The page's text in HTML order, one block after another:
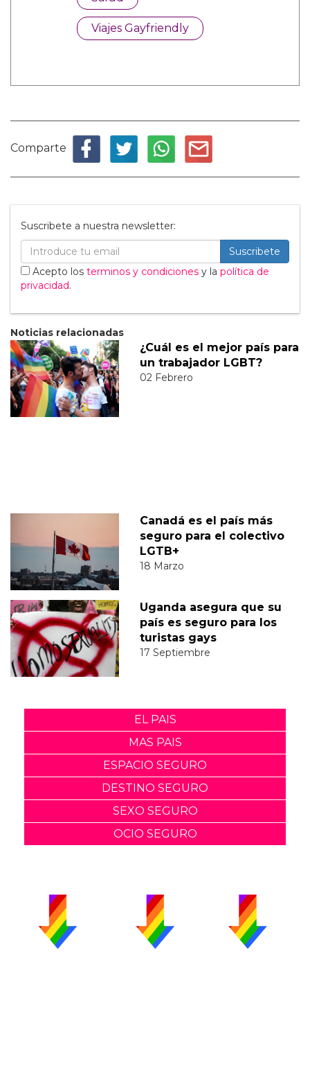
Viajes Gayfriendly
Comparte
Suscribete a nuestra newsletter:
Suscribete
Acepto los terminos y condiciones y la política de
privacidad.
Noticias relacionadas
¿Cuál es el mejor país para
un trabajador LGBT?
02 Febrero
Canadá es el país más
seguro para el colectivo
LGTB+
18 Marzo
Uganda asegura que su
país es seguro para los
turistas gays
17 Septiembre
EL PAIS
MAS PAIS
ESPACIO SEGURO
DESTINO SEGURO
SEXO SEGURO
OCIO SEGURO